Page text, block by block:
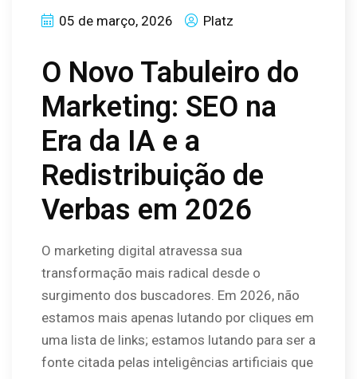
05 de março, 2026 Platz
O Novo Tabuleiro do
Marketing: SEO na
Era da IA e a
Redistribuição de
Verbas em 2026
O marketing digital atravessa sua
transformação mais radical desde o
surgimento dos buscadores. Em 2026, não
estamos mais apenas lutando por cliques em
uma lista de links; estamos lutando para ser a
fonte citada pelas inteligências artificiais que